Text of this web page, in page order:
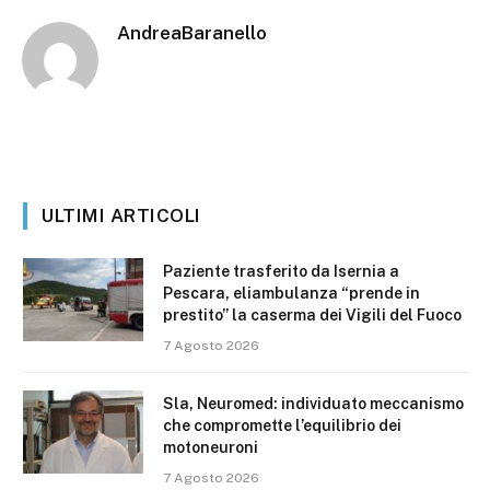
AndreaBaranello
ULTIMI ARTICOLI
Paziente trasferito da Isernia a
Pescara, eliambulanza “prende in
prestito” la caserma dei Vigili del Fuoco
7 Agosto 2026
Sla, Neuromed: individuato meccanismo
che compromette l’equilibrio dei
motoneuroni
7 Agosto 2026